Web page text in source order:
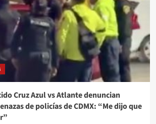
Cruz Azul vs Atlante denuncian
de policías de CDMX: “Me dijo que